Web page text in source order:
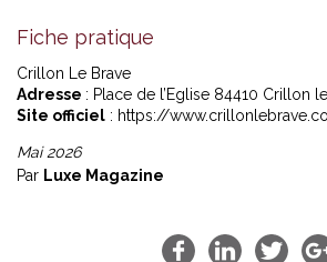
Fiche pratique
Crillon Le Brave
Adresse : Place de l’Eglise 84410 Crillon
Site officiel : https://
Mai 2026
Par Luxe Magazine